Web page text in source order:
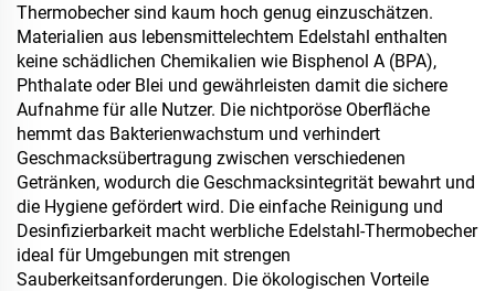
Thermobecher sind kaum hoch genug einzuschätzen.
Materialien aus lebensmittelechtem Edelstahl enthalten
keine schädlichen Chemikalien wie Bisphenol A (BPA),
Phthalate oder Blei und gewährleisten damit die sichere
Aufnahme für alle Nutzer. Die nichtporöse Oberfläche
hemmt das Bakterienwachstum und verhindert
Geschmacksübertragung zwischen verschiedenen
Getränken, wodurch die Geschmacksintegrität bewahrt und
die Hygiene gefördert wird. Die einfache Reinigung und
Desinfizierbarkeit macht werbliche Edelstahl-Thermobecher
ideal für Umgebungen mit strengen
Sauberkeitsanforderungen. Die ökologischen Vorteile